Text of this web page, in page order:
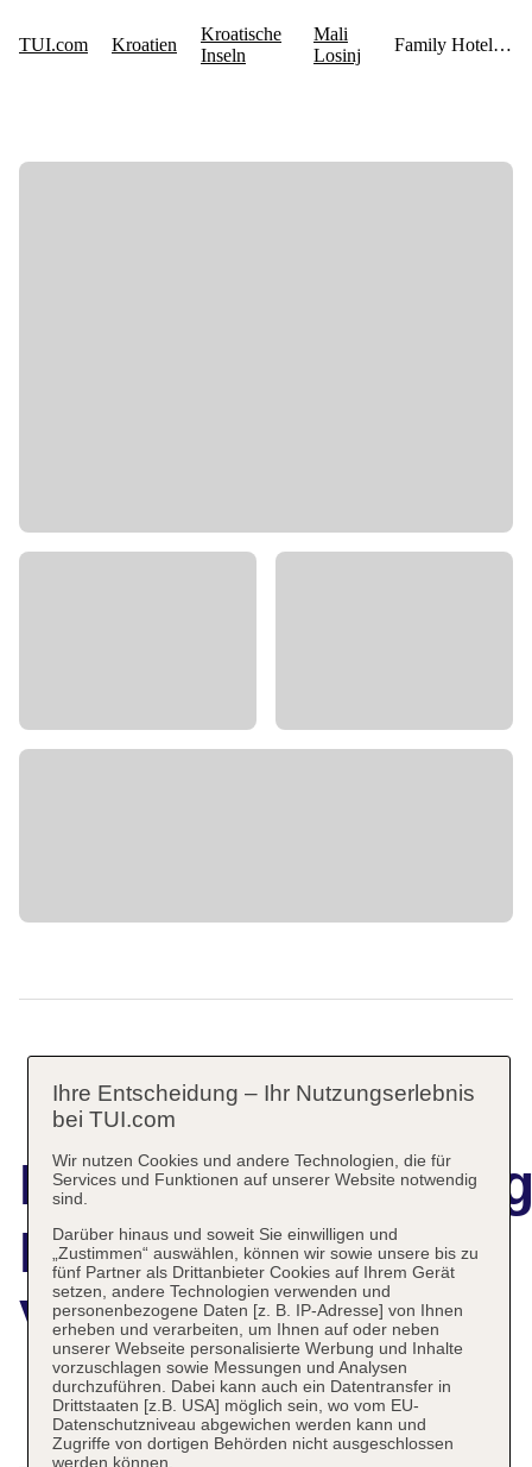
Family Hotel
Vespera
Das bietet Ihre Unterkunft
Ihre Entscheidung – Ihr Nutzungserlebnis
bei TUI.com
Wir nutzen Cookies und andere Technologien, die für
Services und Funktionen auf unserer Website notwendig
sind.
Darüber hinaus und soweit Sie einwilligen und
„Zustimmen“ auswählen, können wir sowie unsere bis zu
fünf Partner als Drittanbieter Cookies auf Ihrem Gerät
setzen, andere Technologien verwenden und
personenbezogene Daten [z. B. IP-Adresse] von Ihnen
erheben und verarbeiten, um Ihnen auf oder neben
unserer Webseite personalisierte Werbung und Inhalte
vorzuschlagen sowie Messungen und Analysen
durchzuführen. Dabei kann auch ein Datentransfer in
Drittstaaten [z.B. USA] möglich sein, wo vom EU-
Datenschutzniveau abgewichen werden kann und
Zugriffe von dortigen Behörden nicht ausgeschlossen
werden können.